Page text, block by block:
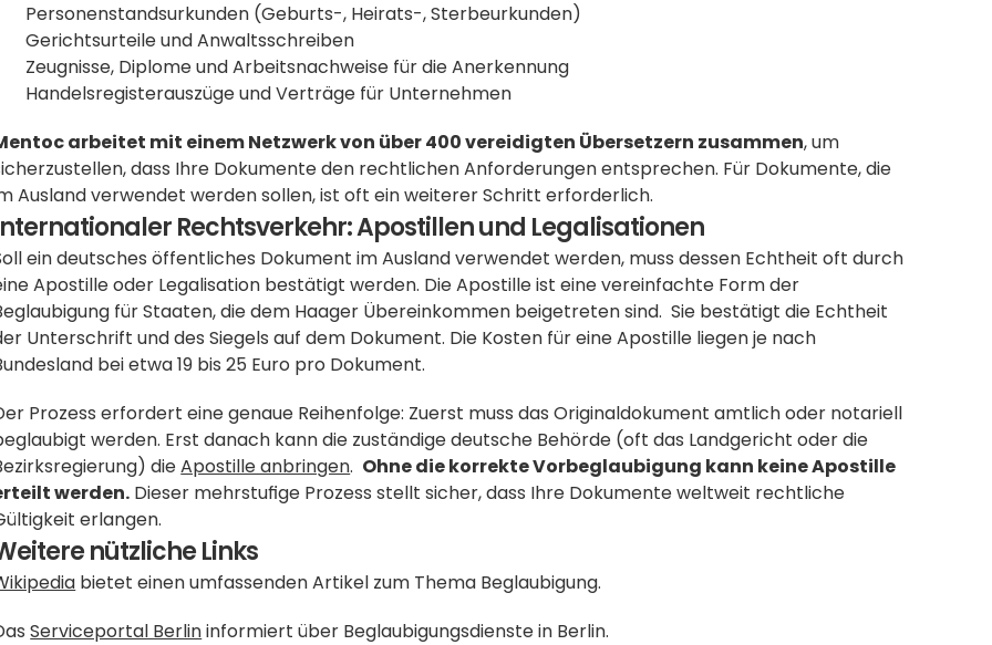
Personenstandsurkunden (Geburts-, Heirats-, Sterbeurkunden)
Gerichtsurteile und Anwaltsschreiben
Zeugnisse, Diplome und Arbeitsnachweise für die Anerkennung
Handelsregisterauszüge und Verträge für Unternehmen
arbeitet mit einem Netzwerk von über 400 vereidigten Übersetzern zusammen, um
dass Ihre Dokumente den rechtlichen Anforderungen entsprechen. Für Dokumente, die
Ausland verwendet werden sollen, ist oft ein weiterer Schritt erforderlich.
Rechtsverkehr: Apostillen und Legalisationen
ein deutsches öffentliches Dokument im Ausland verwendet werden, muss dessen Echtheit oft durch
Apostille oder Legalisation bestätigt werden. Die Apostille ist eine vereinfachte Form der
für Staaten, die dem Haager Übereinkommen beigetreten sind.  Sie bestätigt die Echtheit
Unterschrift und des Siegels auf dem Dokument. Die Kosten für eine Apostille liegen je nach
bei etwa 19 bis 25 Euro pro Dokument.
Prozess erfordert eine genaue Reihenfolge: Zuerst muss das Originaldokument amtlich oder notariell
werden. Erst danach kann die zuständige deutsche Behörde (oft das Landgericht oder die
die Apostille anbringen. Ohne die korrekte Vorbeglaubigung kann keine Apostille
werden. Dieser mehrstufige Prozess stellt sicher, dass Ihre Dokumente weltweit rechtliche
erlangen.
nützliche Links
bietet einen umfassenden Artikel zum Thema Beglaubigung.
Serviceportal Berlin informiert über Beglaubigungsdienste in Berlin.